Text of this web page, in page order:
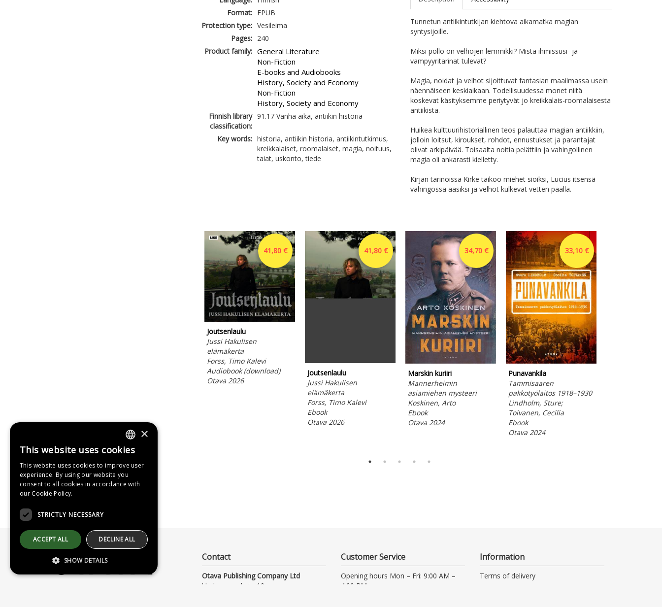
Format:
EPUB
Protection type: Vesileima
Pages:
240
Product family: General Literature
Non-Fiction
E-books and Audiobooks
History, Society and Economy
Non-Fiction
History, Society and Economy
Finnish library
classification:
91.17 Vanha aika, antiikin historia
Key words: historia, antiikin historia, antiikintutkimus,
kreikkalaiset, roomalaiset, magia, noituus,
taiat, uskonto, tiede
Tunnetun antiikintutkijan kiehtova aikamatka magian
syntysijoille.
Miksi pöllö on velhojen lemmikki? Mistä ihmissusi- ja
vampyyritarinat tulevat?
Magia, noidat ja velhot sijoittuvat fantasian maailmassa usein
näennäiseen keskiaikaan. Todellisuudessa monet niitä
koskevat käsityksemme periytyvät jo kreikkalais-roomalaisesta
antiikista.
Huikea kulttuurihistoriallinen teos palauttaa magian antiikkiin,
jolloin loitsut, kiroukset, rohdot, ennustukset ja parantajat
olivat arkipäivää. Toisaalta noitia pelättiin ja vahingollinen
magia oli ankarasti kielletty.
Kirjan tarinoissa Kirke taikoo miehet sioiksi, Lucius itsensä
vahingossa aasiksi ja velhot kulkevat vetten päällä.
41,80 €
Joutsenlaulu
Jussi Hakulisen
elämäkerta
Forss, Timo Kalevi
Audiobook (download)
Otava 2026
41,80 €
Joutsenlaulu
Jussi Hakulisen
elämäkerta
Forss, Timo Kalevi
Ebook
Otava 2026
34,70 €
Marskin kuriiri
Mannerheimin
asiamiehen mysteeri
Koskinen, Arto
Ebook
Otava 2024
33,10 €
Punavankila
Tammisaaren
pakkotyölaitos 1918–1930
Lindholm, Sture;
Toivanen, Cecilia
Ebook
Otava 2024
Contact
Otava Publishing Company Ltd
Uudenmaankatu 10
Customer Service
Opening hours Mon – Fri: 9:00 AM –
4:00 PM
Information
Terms of delivery
FINNISH
SWEDISH
ENGLISH
×
This website uses cookies
This website uses cookies to improve user
experience. By using our website you
consent to all cookies in accordance with
our Cookie Policy.
STRICTLY NECESSARY
ACCEPT ALL DECLINE ALL
SHOW DETAILS